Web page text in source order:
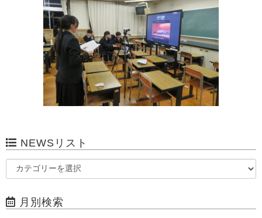
NEWSリスト
月別検索